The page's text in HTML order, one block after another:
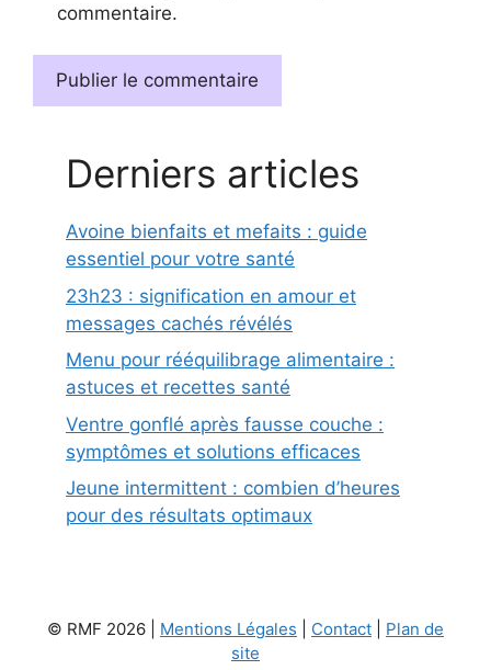
commentaire.
Derniers articles
Avoine bienfaits et mefaits : guide
essentiel pour votre santé
23h23 : signification en amour et
messages cachés révélés
Menu pour rééquilibrage alimentaire :
astuces et recettes santé
Ventre gonflé après fausse couche :
symptômes et solutions efficaces
Jeune intermittent : combien d’heures
pour des résultats optimaux
© RMF 2026 | Mentions Légales Contact
Plan de
site